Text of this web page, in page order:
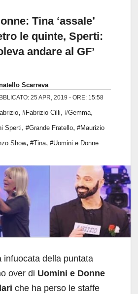
Tina ‘assale’
le quinte, Sperti:
andare al GF’
Scarreva
25 APR, 2019 - ORE: 15:58
, #Fabrizio Cilli, #Gemma,
Sperti, #Grande Fratello, #Maurizio
Show, #Tina, #Uomini e Donne
infuocata della puntata
over di Uomini e Donne
che ha perso le staffe